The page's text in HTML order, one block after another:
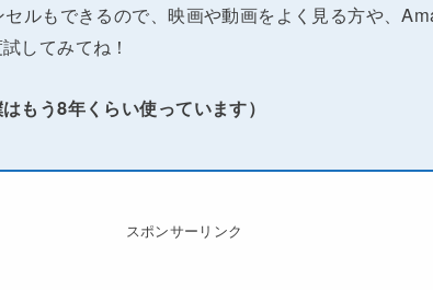
ルもできるので、映画や動画をよく見る方や、
してみてね！
もう8年くらい使っています）
スポンサーリンク